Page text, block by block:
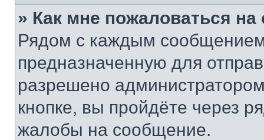
» Как мне пожаловаться
Рядом с каждым сообщением
предназначенную для
разрешено
кнопке, вы пройдёте через
жалобы на сообщение.